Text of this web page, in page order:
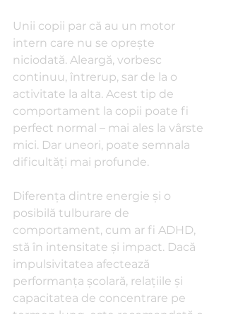
Unii copii par că au un motor
intern care nu se oprește
niciodată. Aleargă, vorbesc
continuu, întrerup, sar de la o
activitate la alta. Acest tip de
comportament la copii poate fi
perfect normal – mai ales la vârste
mici. Dar uneori, poate semnala
dificultăți mai profunde.
Diferența dintre energie și o
posibilă tulburare de
comportament, cum ar fi ADHD,
stă în intensitate și impact. Dacă
impulsivitatea afectează
performanța școlară, relațiile și
capacitatea de concentrare pe